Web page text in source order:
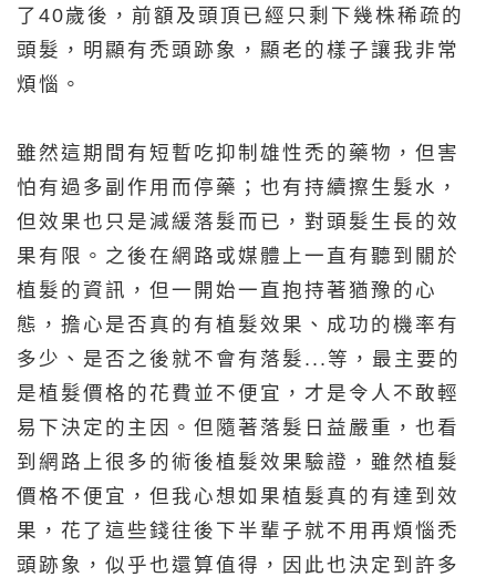
了40歲後，前額及頭頂已經只剩下幾株稀疏的
頭髮，明顯有禿頭跡象，顯老的樣子讓我非常
煩惱。
雖然這期間有短暫吃抑制雄性禿的藥物，但害
怕有過多副作用而停藥；也有持續擦生髮水，
但效果也只是減緩落髮而已，對頭髮生長的效
果有限。之後在網路或媒體上一直有聽到關於
植髮的資訊，但一開始一直抱持著猶豫的心
態，擔心是否真的有植髮效果、成功的機率有
多少、是否之後就不會有落髮...等，最主要的
是植髮價格的花費並不便宜，才是令人不敢輕
易下決定的主因。但隨著落髮日益嚴重，也看
到網路上很多的術後植髮效果驗證，雖然植髮
價格不便宜，但我心想如果植髮真的有達到效
果，花了這些錢往後下半輩子就不用再煩惱禿
頭跡象，似乎也還算值得，因此也決定到許多